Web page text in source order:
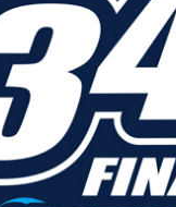
Żołnierze
granatników
realizacji zadań
„Ognista Burza-
systemu obrony